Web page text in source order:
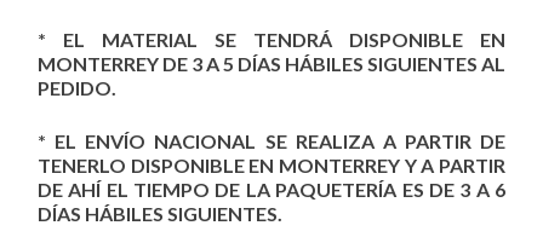
* EL MATERIAL SE TENDRÁ DISPONIBLE EN
MONTERREY DE 3 A 5 DÍAS HÁBILES SIGUIENTES AL
PEDIDO.
* EL ENVÍO NACIONAL SE REALIZA A PARTIR DE
TENERLO DISPONIBLE EN MONTERREY Y A PARTIR
DE AHÍ EL TIEMPO DE LA PAQUETERÍA ES DE 3 A 6
DÍAS HÁBILES SIGUIENTES.